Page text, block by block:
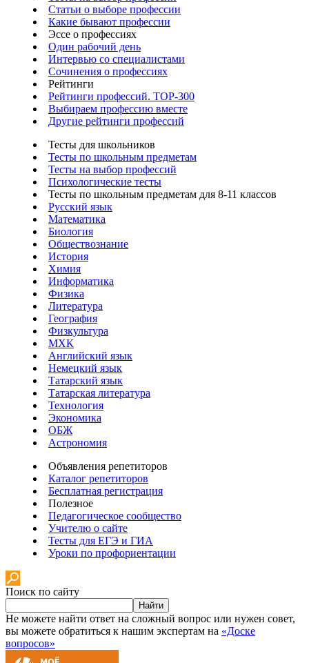
Статьи о выборе профессии
Какие бывают профессии
Эссе о профессиях
Один рабочий день
Интервью со специалистами
Сочинения о профессиях
Рейтинги
Рейтинги профессий. TOP-300
Выбираем профессию вместе
Другие рейтинги профессий
Тесты для школьников
Тесты по школьным предметам
Тесты на выбор профессий
Психологические тесты
Тесты по школьным предметам для 8-11 классов
Русский язык
Математика
Биология
Обществознание
История
Химия
Информатика
Физика
Литература
География
Физкультура
МХК
Английский язык
Немецкий язык
Татарский язык
Татарская литература
Технология
Экономика
ОБЖ
Астрономия
Объявления репетиторов
Каталог репетиторов
Бесплатная регистрация
Полезное
Педагогическое сообщество
Учителю о сайте
Тесты для ЕГЭ и ГИА
Уроки по профориентации
Поиск по сайту
Найти
Не можете найти ответ на сложный вопрос или нужен совет,
вы можете обратиться к нашим экспертам на «Доске
вопросов»